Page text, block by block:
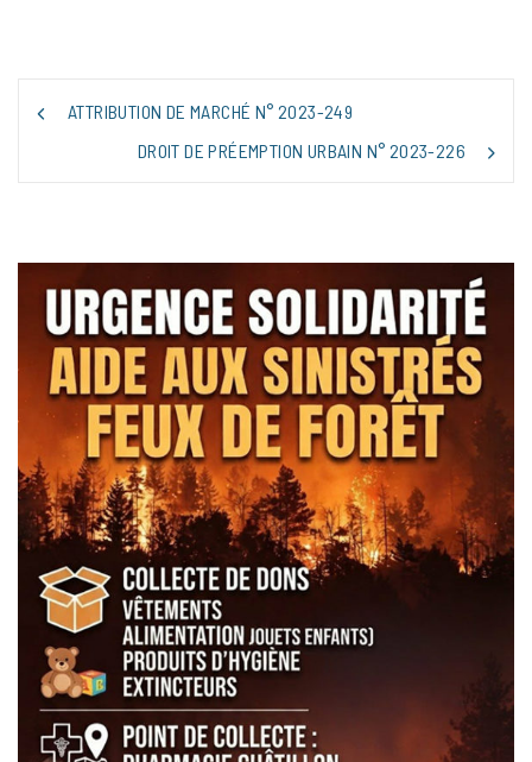
NAVIGATION
DE
ATTRIBUTION DE MARCHÉ N° 2023-249
DROIT DE PRÉEMPTION URBAIN N° 2023-226